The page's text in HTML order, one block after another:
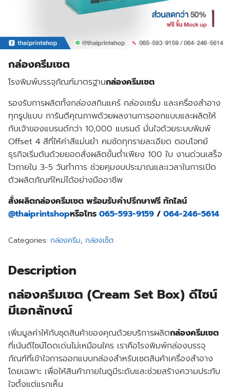
กล่องครีมเซต
โรงพิมพ์บรรจุภัณฑ์มาตรฐานกล่องครีมเซต
รองรับการผลิตทั้งกล่องสกินแคร์ กล่องเซรั่ม และเครื่องสำอาง
ทุกรูปแบบ การันตีคุณภาพด้วยผลงานการออกแบบและผลิตให้
กับเจ้าของแบรนด์กว่า 10,000 แบรนด์ มั่นใจด้วยระบบพิมพ์
Offset 4 สีที่ให้ค่าสีแม่นยำ คมชัดทุกรายละเอียด ตอบโจทย์
ธุรกิจเริ่มต้นด้วยยอดสั่งผลิตขั้นต่ำเพียง 100 ใบ งานด่วนเสร็จ
ไวภายใน 3-5 วันทำการ ช่วยคุมงบประมาณและเวลาในการเปิด
ตัวผลิตภัณฑ์ใหม่ได้อย่างมืออาชีพ
สั่งผลิตกล่องครีมเซต พร้อมรับคำปรึกษาฟรี ทักไลน์
@thaiprintshopหรือโทร 065-593-9159 / 064-246-5614
Categories: กล่องครีม, กล่องเซ็ต
Description
กล่องครีมเซต (Cream Set Box) ดีไซน์
มีเอกลักษณ์
เพิ่มมูลค่าให้กับชุดสินค้าของคุณด้วยบริการผลิตกล่องครีมเซต
ที่เน้นดีไซน์โดดเด่นไม่เหมือนใคร เราคือโรงพิมพ์กล่องบรรจุ
ภัณฑ์ที่เข้าใจการออกแบบกล่องสำหรับเซตสินค้าเครื่องสำอาง
โดยเฉพาะ เพื่อให้สินค้าภายในดูมีระดับและช่วยสร้างความประทับ
ใจตั้งแต่แรกเห็น